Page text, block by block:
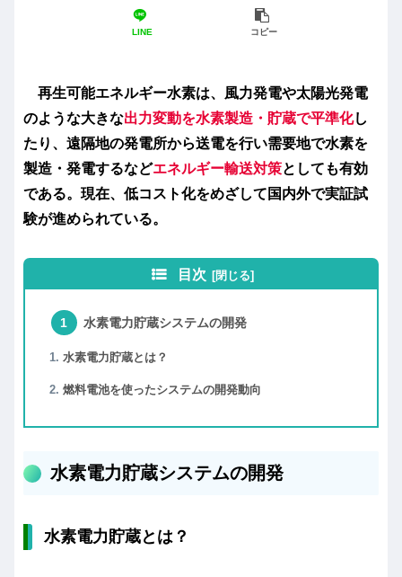
LINE コピー
再生可能エネルギー水素は、風力発電や太陽光発電
のような大きな出力変動を水素製造・貯蔵で平準化し
たり、遠隔地の発電所から送電を行い需要地で水素を
製造・発電するなどエネルギー輸送対策としても有効
である。現在、低コスト化をめざして国内外で実証試
験が進められている。
目次
水素電力貯蔵システムの開発
水素電力貯蔵とは？
燃料電池を使ったシステムの開発動向
水素電力貯蔵システムの開発
水素電力貯蔵とは？